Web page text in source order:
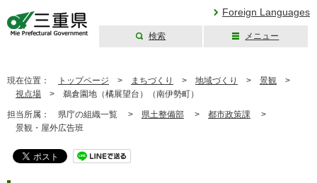
Foreign Languages
検索 メニュー
現在位置： トップページ > まちづくり > 地域づくり > 景観 >
視点場 > 鵜倉園地（橘展望台）（南伊勢町）
担当所属： 県庁の組織一覧 > 県土整備部 > 都市政策課 >
景観・屋外広告班